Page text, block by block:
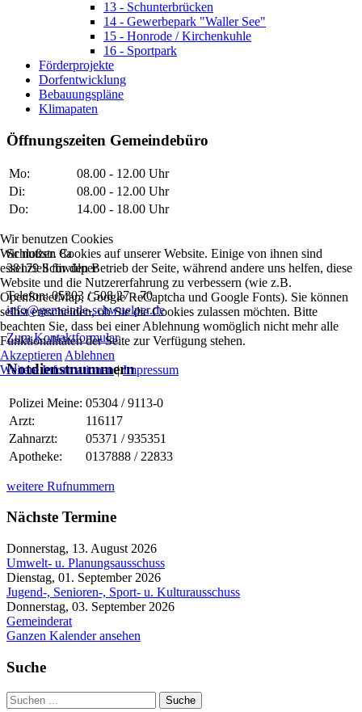
13 - Schunterbrücken
14 - Gewerbepark "Waller See"
15 - Honrode / Kirchenkuhle
16 - Sportpark
Förderprojekte
Dorfentwicklung
Bebauungspläne
Klimapaten
Öffnungszeiten Gemeindebüro
Mo:
08.00 - 12.00 Uhr
Di:
08.00 - 12.00 Uhr
Do:
14.00 - 18.00 Uhr
Schloßstr. 8a
38179 Schwülper
Telefon: 05303 / 508 27 - 70
info@gemeinde-schwuelper.de
Zum Kontaktformular
Notdienstnummern
Polizei Meine: 05304 / 9113-0
Arzt:
116117
Zahnarzt:
05371 / 935351
Apotheke:
0137888 / 22833
weitere Rufnummern
Nächste Termine
Donnerstag, 13. August 2026
Umwelt- u. Planungsausschuss
Dienstag, 01. September 2026
Jugend-, Senioren-, Sport- u. Kulturausschuss
Donnerstag, 03. September 2026
Gemeinderat
Ganzen Kalender ansehen
Suche
Suche
Wir benutzen Cookies
Wir nutzen Cookies auf unserer Website. Einige von ihnen sind
essenziell für den Betrieb der Seite, während andere uns helfen, diese
Website und die Nutzererfahrung zu verbessern (wie z.B.
OpenStreetMap, Google ReCaptcha und Google Fonts). Sie können
selbst entscheiden, ob Sie die Cookies zulassen möchten. Bitte
beachten Sie, dass bei einer Ablehnung womöglich nicht mehr alle
Funktionalitäten der Seite zur Verfügung stehen.
Akzeptieren Ablehnen
Weitere Informationen|Impressum